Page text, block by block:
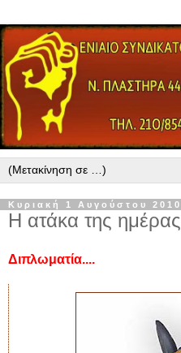
Κυριακή 1 Αυγούστου 2010
Η ατάκα της ημέρας
Διπλωματία....